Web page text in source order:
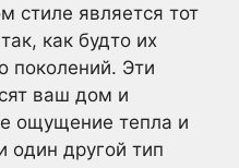
стиле является тот
как будто их
поколений. Эти
ваш дом и
ощущение тепла и
один другой тип